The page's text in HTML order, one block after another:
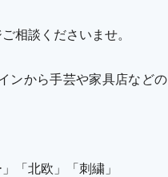
相談くださいませ。
ンから手芸や家具店などの
「北欧」「刺繍」